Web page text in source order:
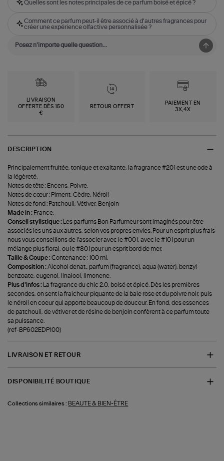
Quelles sont les notes principales de ce parfum boisé et épicé ?
Comment ce parfum peut-il être associé à d'autres fragrances pour
créer une expérience olfactive personnalisée ?
LIVRAISON
OFFERTE DÈS 150
€
RETOUR OFFERT
PAIEMENT EN
3X,4X
DESCRIPTION
Principalement fruitée, tonique et exaltante, la fragrance #201 est une ode à
la légèreté.
Notes de tête : Encens, Poivre.
Notes de cœur : Piment, Cèdre, Néroli
Notes de fond : Patchouli, Vétiver, Benjoin
Made in : France.
Conseil stylistique :
Les parfums Bon Parfumeur sont imaginés pour être
associés les uns aux autres, selon vos propres envies. Pour un esprit plus frais
nous vous conseillons de l'associer avec le #001, avec le #101 pour un
mélange plus floral, ou le #801 pour un esprit bord de mer.
Taille & Coupe :Contenance : 100 ml.
Composition :Alcohol denat., parfum (fragrance), aqua (water), benzyl
benzoate, eugenol, linalool, limonene.
Plus d'infos :
La fragrance du chic 2.0, boisé et épicé. Dès les premières
secondes, on sent la fraicheur piquante de la baie rose et du poivre noir, puis
le néroli en coeur qui apporte beaucoup de douceur. En fond, des essences
de patchouli, de vétiver et de résine de benjoin confèrent à ce parfum toute
sa puissance.
(ref-BP602EDP100)
LIVRAISON ET RETOUR
DISPONIBILITÉ BOUTIQUE
Collections similaires : BEAUTE & BIEN-ÊTRE